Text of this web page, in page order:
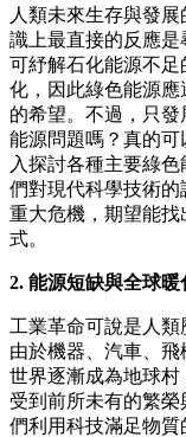
人類未來生存與發
識上最直接的反應
可紓解石化能源不
化，因此綠色能源
的希望。不過，只
能源問題嗎？真的
入探討各種主要綠
們對現代科學技術
重大危機，期望能
式。
2. 能源短缺與全球暖
工業革命可說是人類
由於機器、汽車、
世界逐漸成為地球
受到前所未有的繁
們利用科技滿足物